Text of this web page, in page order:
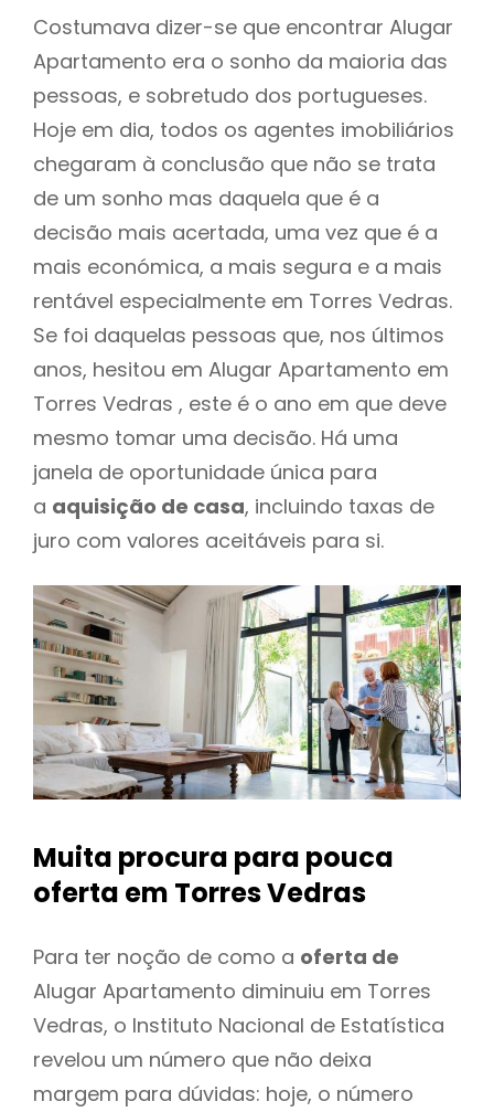
Costumava dizer-se que encontrar Alugar
Apartamento era o sonho da maioria das
pessoas, e sobretudo dos portugueses.
Hoje em dia, todos os agentes imobiliários
chegaram à conclusão que não se trata
de um sonho mas daquela que é a
decisão mais acertada, uma vez que é a
mais económica, a mais segura e a mais
rentável especialmente em Torres Vedras.
Se foi daquelas pessoas que, nos últimos
anos, hesitou em Alugar Apartamento em
Torres Vedras , este é o ano em que deve
mesmo tomar uma decisão. Há uma
janela de oportunidade única para
a aquisição de casa, incluindo taxas de
juro com valores aceitáveis para si.
Muita procura para pouca
oferta em Torres Vedras
Para ter noção de como a oferta de
Alugar Apartamento diminuiu em Torres
Vedras, o Instituto Nacional de Estatística
revelou um número que não deixa
margem para dúvidas: hoje, o número